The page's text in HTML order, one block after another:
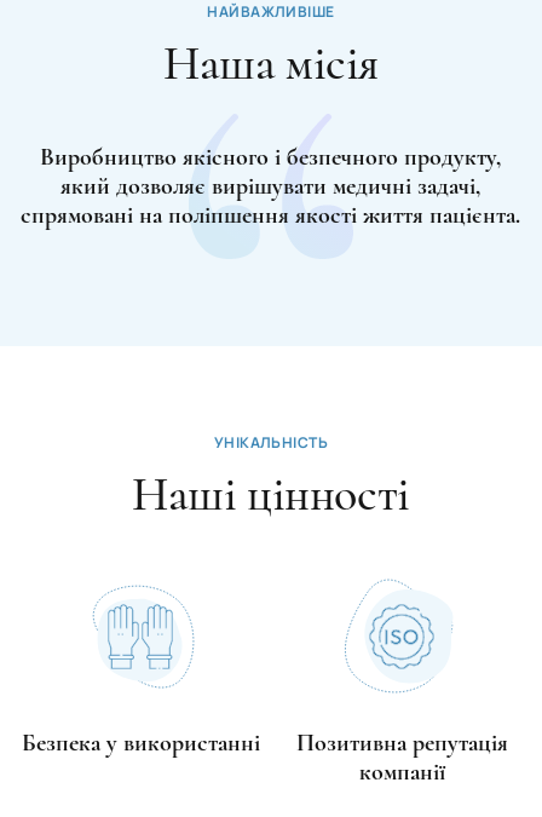
НАЙВАЖЛИВІШЕ
Наша місія
Виробництво якісного і безпечного продукту,
який дозволяє вирішувати медичні задачі,
спрямовані на поліпшення якості життя пацієнта.
УНІКАЛЬНІСТЬ
Наші цінності
Безпека у використанні
Позитивна репутація
компанії